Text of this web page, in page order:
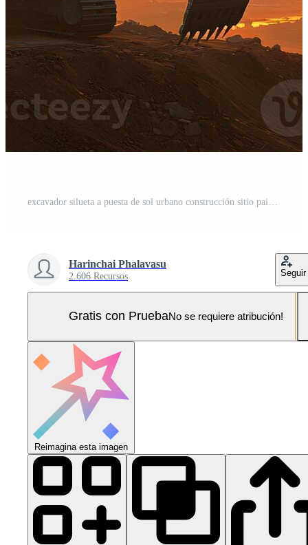
Harinchai Phalavasu
2.606 Recursos Seguir
Gratis con PruebaNo se requiere atribución!
Reimagina esta imagen